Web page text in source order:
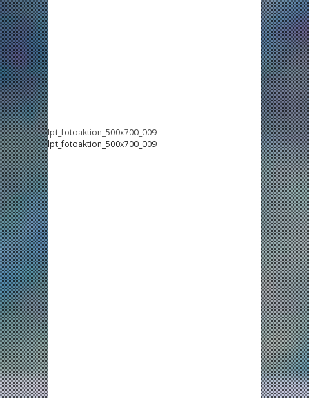
lpt_fotoaktion_500x700_009
lpt_fotoaktion_500x700_009